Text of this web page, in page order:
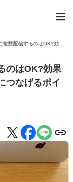
プレスリリースを同時に複数配信するのはOK?効果的な使い方と注意点、メディア掲載につなげるポイント・事例を紹介
のはOK?効果
つなげるポイ